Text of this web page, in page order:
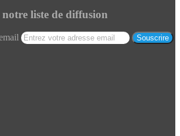
liste de diffusion